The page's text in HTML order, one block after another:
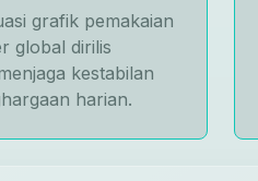
grafik pemakaian
global dirilis
kestabilan
harian.